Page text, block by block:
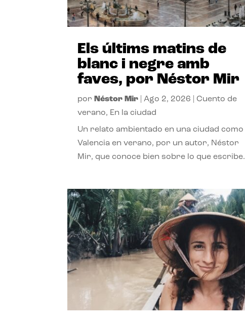
Els últims matins de
blanc i negre amb
faves, por Néstor Mir
por Néstor Mir |Ago 2, 2026 |Cuento de
verano, En la ciudad
Un relato ambientado en una ciudad como
Valencia en verano, por un autor, Néstor
Mir, que conoce bien sobre lo que escribe.